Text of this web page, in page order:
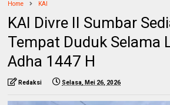
Home KAI
KAI Divre II Sumbar
Tempat Duduk Selama
Adha 1447 H
Redaksi Selasa, Mei 26, 2026